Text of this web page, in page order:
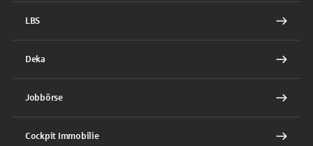
LBS
Deka
Jobbörse
Cockpit Immobilie